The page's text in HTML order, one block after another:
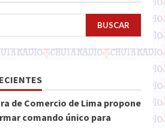
BUSCAR
de Comercio de Lima propone
comando único para